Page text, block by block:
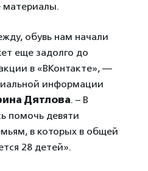
материалы.
обувь нам начали
еще задолго до
в «ВКонтакте», —
информации
Дятлова. – В
помочь девяти
в которых в общей
28 детей».